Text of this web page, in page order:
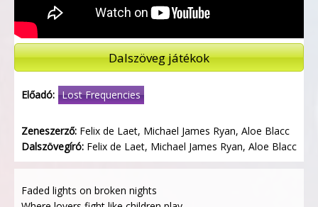
Dalszöveg játékok
Előadó: Lost Frequencies
Zeneszerző: Felix de Laet, Michael James Ryan, Aloe Blacc
Dalszövegíró: Felix de Laet, Michael James Ryan, Aloe Blacc
Faded lights on broken nights